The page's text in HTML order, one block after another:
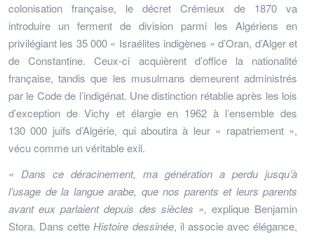
colonisation française, le décret Crémieux de 1870 va
introduire un ferment de division parmi les Algériens en
privilégiant les 35 000 « Israélites indigènes » d’Oran, d’Alger et
de Constantine. Ceux-ci acquièrent d’office la nationalité
française, tandis que les musulmans demeurent administrés
par le Code de l’indigénat. Une distinction rétablie après les lois
d’exception de Vichy et élargie en 1962 à l’ensemble des
130 000 juifs d’Algérie, qui aboutira à leur « rapatriement »,
vécu comme un véritable exil.
« Dans ce déracinement, ma génération a perdu jusqu’à
l’usage de la langue arabe, que nos parents et leurs parents
avant eux parlaient depuis des siècles », explique Benjamin
Stora. Dans cetteHistoire dessinée, il associe avec élégance,